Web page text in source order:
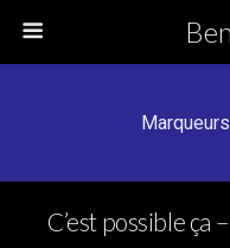
C’est possible ça